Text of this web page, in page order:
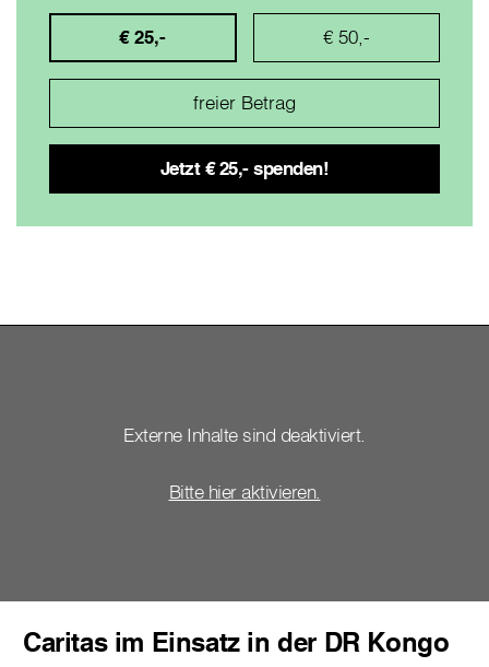
€ 25,- € 50,-
Externe Inhalte sind deaktiviert.
Bitte hier aktivieren.
Caritas im Einsatz in der DR Kongo